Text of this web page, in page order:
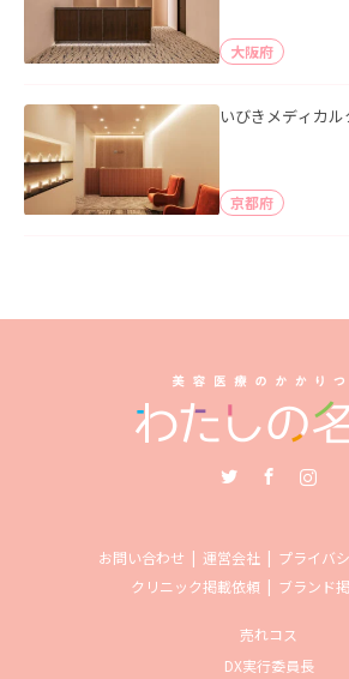
大阪府
いびきメディカ
京都府
お問い合わせ 運営会社
プライバ
クリニック掲載依頼
ブランド
売れコス
DX実行委員長